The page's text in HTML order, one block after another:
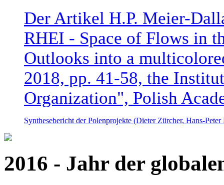
Der Artikel H.P. Meier-
RHEI - Space of Flows in
Outlooks into a
2018, pp. 41-58, the
Organization", Polish
Synthesebericht der Polenprojekte (Dieter Zürcher, Hans-
2016 - Jahr der